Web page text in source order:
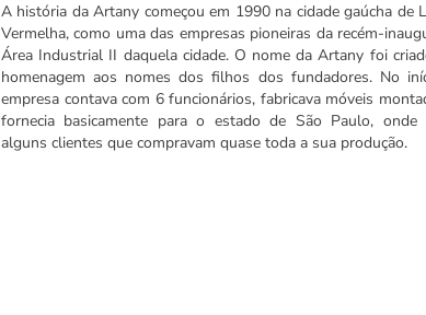
A história da Artany começou em 1990 na cidade gaúcha de
Vermelha, como uma das empresas pioneiras da recém-
Área Industrial II daquela cidade. O nome da Artany foi
homenagem aos nomes dos filhos dos fundadores. No
empresa contava com 6 funcionários, fabricava móveis
fornecia basicamente para o estado de São Paulo, onde
alguns clientes que compravam quase toda a sua produção.